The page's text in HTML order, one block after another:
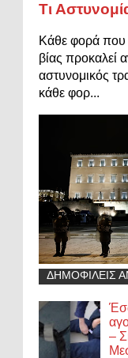
Τι
Κάθε φορά που
βίας προκαλεί
αστυνομικός
κάθε φορ...
ΔΗΜΟΦΙΛΕΙΣ
–